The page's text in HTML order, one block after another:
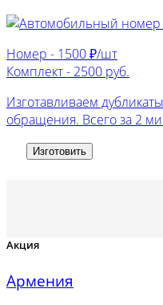
Номер - 1500 ₽/шт
Комплект - 2500 руб.
Изготавливаем
обращения. Всего за 2
Изготовить
Акция
Армения